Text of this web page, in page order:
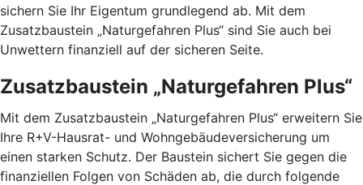
sichern Sie Ihr Eigentum grundlegend ab. Mit dem
Zusatzbaustein „Naturgefahren Plus“ sind Sie auch bei
Unwettern finanziell auf der sicheren Seite.
Zusatzbaustein „Naturgefahren Plus“
Mit dem Zusatzbaustein „Naturgefahren Plus“ erweitern Sie
Ihre R+V-Hausrat- und Wohngebäudeversicherung um
einen starken Schutz. Der Baustein sichert Sie gegen die
finanziellen Folgen von Schäden ab, die durch folgende